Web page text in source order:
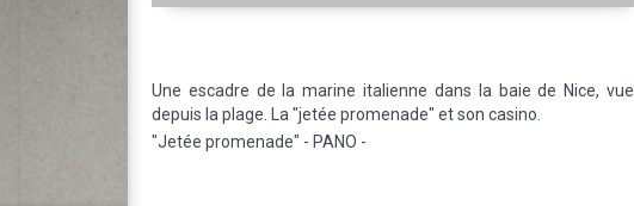
Une escadre de la marine italienne dans la baie de Nice, vue
depuis la plage. La "jetée promenade" et son casino.
"Jetée promenade" - PANO -